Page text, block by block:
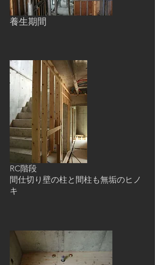
養生期間
RC階段
間仕切り壁の柱と間柱も無垢のヒノ
キ